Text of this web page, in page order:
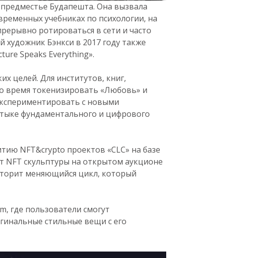
Будапешта. Она вызвала
учебниках по психологии, на
ротироваться в сети и часто
художник Бэнкси в 2017 году также
Speaks Everything».
целей. Для институтов, книг,
время токенизировать «Любовь» и
с новыми
фундаментального и цифрового
NFT&crypto проектов «CLC» на базе
NFT скульптуры на открытом аукционе
меняющийся цикл, который
где пользователи смогут
стильные вещи с его